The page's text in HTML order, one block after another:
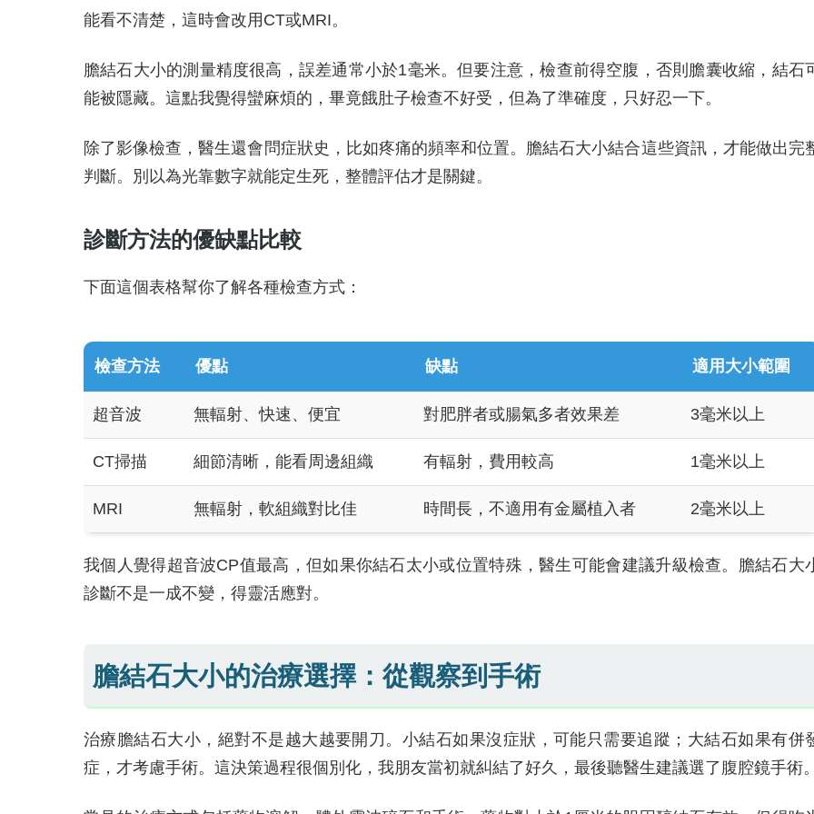
能看不清楚，這時會改用CT或MRI。
膽結石大小的測量精度很高，誤差通常小於1毫米。但要注意，檢查前得空腹，否則膽囊收縮，結石
能被隱藏。這點我覺得蠻麻煩的，畢竟餓肚子檢查不好受，但為了準確度，只好忍一下。
除了影像檢查，醫生還會問症狀史，比如疼痛的頻率和位置。膽結石大小結合這些資訊，才能做出完
判斷。別以為光靠數字就能定生死，整體評估才是關鍵。
診斷方法的優缺點比較
下面這個表格幫你了解各種檢查方式：
檢查方法 優點 缺點 適用大小範圍
超音波 無輻射、快速、便宜 對肥胖者或腸氣多者效果差 3毫米以上
CT掃描 細節清晰，能看周邊組織 有輻射，費用較高 1毫米以上
MRI 無輻射，軟組織對比佳 時間長，不適用有金屬植入者 2毫米以上
我個人覺得超音波CP值最高，但如果你結石太小或位置特殊，醫生可能會建議升級檢查。膽結石大
診斷不是一成不變，得靈活應對。
膽結石大小的治療選擇：從觀察到手術
治療膽結石大小，絕對不是越大越要開刀。小結石如果沒症狀，可能只需要追蹤；大結石如果有併
症，才考慮手術。這決策過程很個別化，我朋友當初就糾結了好久，最後聽醫生建議選了腹腔鏡手術